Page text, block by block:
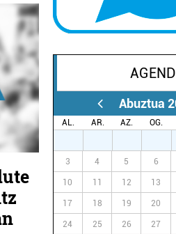
Abuztua
AL. AR. AZ. OG.
3 4 5 6
10 11 12 13
17 18 19 20
24 25 26 27